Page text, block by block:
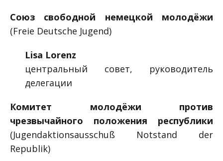
Союз свободной немецкой молодёжи
(Freie Deutsche Jugend)
Lisa Lorenz
центральный совет, руководитель
делегации
Комитет молодёжи против
чрезвычайного положения республики
(Jugendaktionsausschuß Notstand der
Republik)